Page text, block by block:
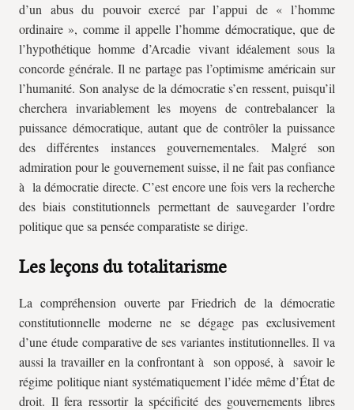
d’un abus du pouvoir exercé par l’appui de « l’homme
ordinaire », comme il appelle l’homme démocratique, que de
l’hypothétique homme d’Arcadie vivant idéalement sous la
concorde générale. Il ne partage pas l’optimisme américain sur
l’humanité. Son analyse de la démocratie s’en ressent, puisqu’il
cherchera invariablement les moyens de contrebalancer la
puissance démocratique, autant que de contrôler la puissance
des différentes instances gouvernementales. Malgré son
admiration pour le gouvernement suisse, il ne fait pas confiance
à la démocratie directe. C’est encore une fois vers la recherche
des biais constitutionnels permettant de sauvegarder l’ordre
politique que sa pensée comparatiste se dirige.
Les leçons du totalitarisme
La compréhension ouverte par Friedrich de la démocratie
constitutionnelle moderne ne se dégage pas exclusivement
d’une étude comparative de ses variantes institutionnelles. Il va
aussi la travailler en la confrontant à son opposé, à savoir le
régime politique niant systématiquement l’idée même d’État de
droit. Il fera ressortir la spécificité des gouvernements libres